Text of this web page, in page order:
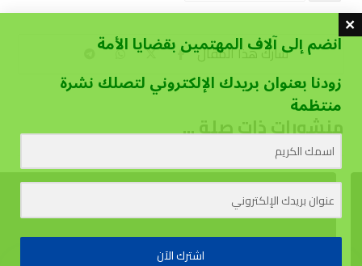
منشورات ذات صلة ...
انضم إلى آلاف المهتمين بقضايا الأمة
زودنا بعنوان بريدك الإلكتروني لتصلك نشرة
منتظمة
اشترك الآن